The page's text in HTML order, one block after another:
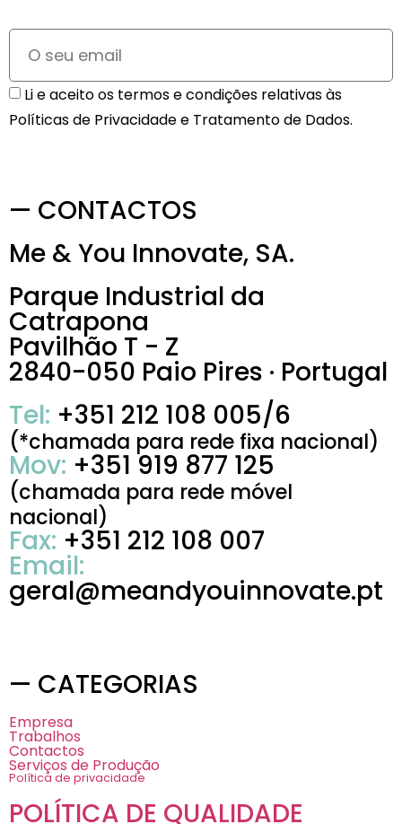
Li e aceito os termos e condições relativas às
Políticas de Privacidade e Tratamento de Dados.
— CONTACTOS
Me & You Innovate, SA.
Parque Industrial da
Catrapona
Pavilhão T - Z
2840-050 Paio Pires · Portugal
Tel: +351 212 108 005/6
(*chamada para rede fixa nacional)
Mov: +351 919 877 125
(chamada para rede móvel
nacional)
Fax: +351 212 108 007
Email:
geral@meandyouinnovate.pt
— CATEGORIAS
Empresa
Trabalhos
Contactos
Serviços de Produção
Política de privacidade
POLÍTICA DE QUALIDADE